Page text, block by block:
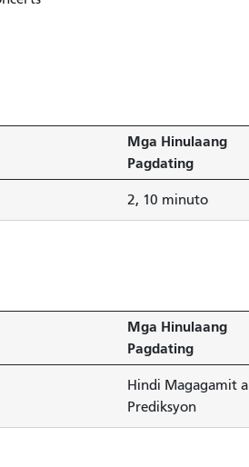
Mga Hinulaang
Pagdating
2, 10 minuto
Mga Hinulaang
Pagdating
Hindi Magagamit
Prediksyon